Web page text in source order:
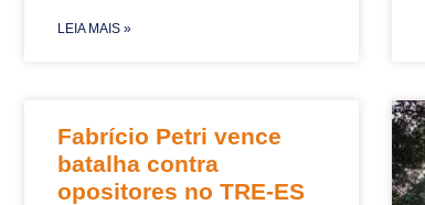
LEIA MAIS »
Fabrício Petri vence
batalha contra
opositores no TRE-ES